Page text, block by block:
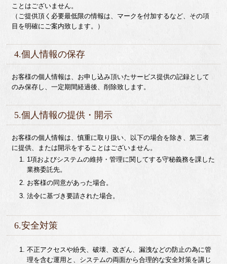
ことはございません。
（ご提供頂く必要最低限の情報は、マークを付加するなど、その項
目を明確にご案内致します。）
4.個人情報の保存
お客様の個人情報は、お申し込み頂いたサービス提供の記録として
のみ保存し、一定期間経過後、削除致します。
5.個人情報の提供・開示
お客様の個人情報は、慎重に取り扱い、以下の場合を除き、第三者
に提供、または開示をすることはございません。
1項およびシステムの維持・管理に関してする守秘義務を課した
業務委託先。
お客様の同意があった場合。
法令に基づき要請された場合。
6.安全対策
不正アクセスや紛失、破壊、改ざん、漏洩などの防止の為に管
理を含む運用と、システムの両面から合理的な安全対策を講じ